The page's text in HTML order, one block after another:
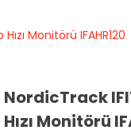
Monitörü IFAHR120
NordicTrack
Hızı Monitörü